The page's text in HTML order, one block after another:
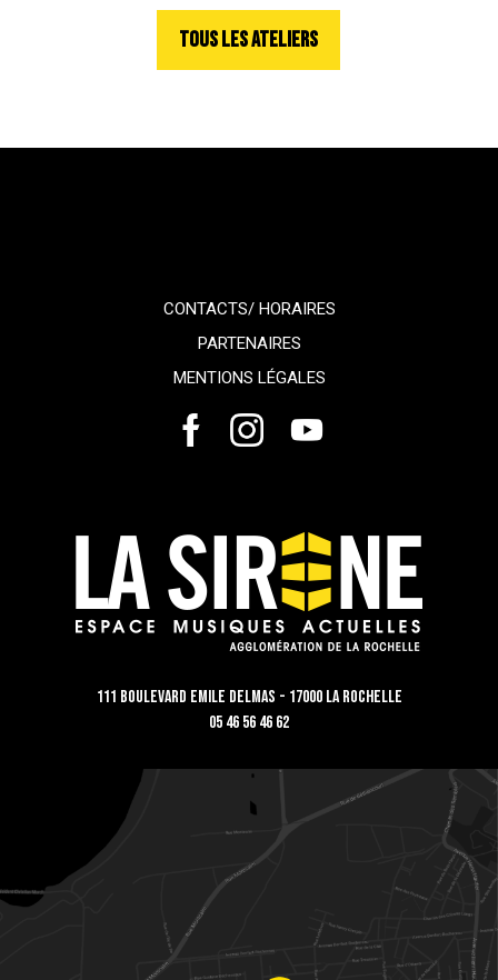
TOUS LES ATELIERS
CONTACTS/ HORAIRES
PARTENAIRES
MENTIONS LÉGALES
111 Boulevard Emile Delmas - 17000 La Rochelle
05 46 56 46 62